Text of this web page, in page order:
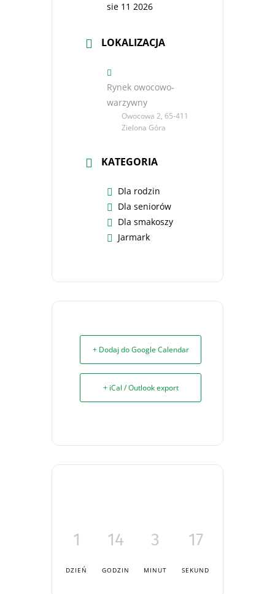
sie 11 2026
LOKALIZACJA
Rynek owocowo-
warzywny
Owocowa 2, 65-411
Zielona Góra
KATEGORIA
Dla rodzin
Dla seniorów
Dla smakoszy
Jarmark
+ Dodaj do Google Calendar
+ iCal / Outlook export
1
DZIEŃ
14
GODZIN
3
MINUT
16
SEKUND